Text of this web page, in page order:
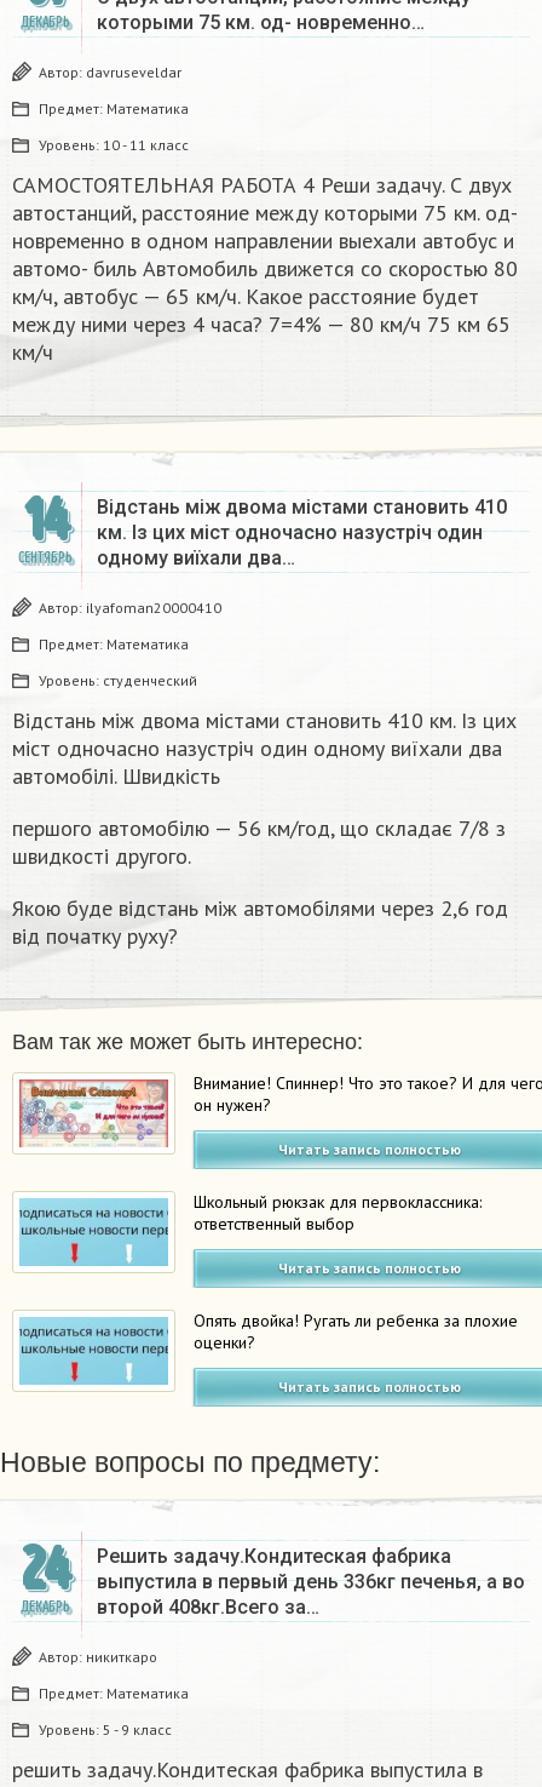
ДЕКАБРЬ
которыми 75 км. од- новременно…
Автор: davruseveldar
Предмет: Математика
Уровень: 10 - 11 класс
САМОСТОЯТЕЛЬНАЯ РАБОТА 4 Реши задачу. С двух
автостанций, расстояние между которыми 75 км. од-
новременно в одном направлении выехали автобус и
автомо- биль Автомобиль движется со скоростью 80
км/ч, автобус — 65 км/ч. Какое расстояние будет
между ними через 4 часа? 7=4% — 80 км/ч 75 км 65
км/ч​
14
СЕНТЯБРЬ
Відстань між двома містами становить 410
км. Із цих міст одночасно назустріч один
одному виїхали два…
Автор: ilyafoman20000410
Предмет: Математика
Уровень: студенческий
Відстань між двома містами становить 410 км. Із цих
міст одночасно назустріч один одному виїхали два
автомобілі. Швидкість
першого автомобілю — 56 км/год, що складає 7/8 з
швидкості другого.
Якою буде відстань між автомобілями через 2,6 год
від початку руху?
Вам так же может быть интересно:
Внимание! Спиннер! Что это такое? И для
он нужен?
Читать запись полностью
Школьный рюкзак для первоклассника:
ответственный выбор
Читать запись полностью
Опять двойка! Ругать ли ребенка за плохие
оценки?
Читать запись полностью
Новые вопросы по предмету:
24
ДЕКАБРЬ
Решить задачу.Кондитеская фабрика
выпустила в первый день 336кг печенья, а во
второй 408кг.Всего за…
Автор: никиткаро
Предмет: Математика
Уровень: 5 - 9 класс
решить задачу.Кондитеская фабрика выпустила в